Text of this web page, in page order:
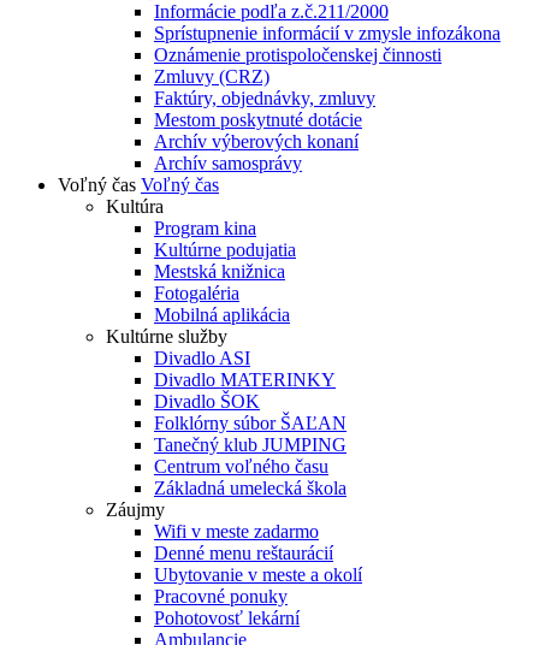
Informácie podľa z.č.211/2000
Sprístupnenie informácií v zmysle infozákona
Oznámenie protispoločenskej činnosti
Zmluvy (CRZ)
Faktúry, objednávky, zmluvy
Mestom poskytnuté dotácie
Archív výberových konaní
Archív samosprávy
Voľný čas Voľný čas
Kultúra
Program kina
Kultúrne podujatia
Mestská knižnica
Fotogaléria
Mobilná aplikácia
Kultúrne služby
Divadlo ASI
Divadlo MATERINKY
Divadlo ŠOK
Folklórny súbor ŠAĽAN
Tanečný klub JUMPING
Centrum voľného času
Základná umelecká škola
Záujmy
Wifi v meste zadarmo
Denné menu reštaurácií
Ubytovanie v meste a okolí
Pracovné ponuky
Pohotovosť lekární
Ambulancie